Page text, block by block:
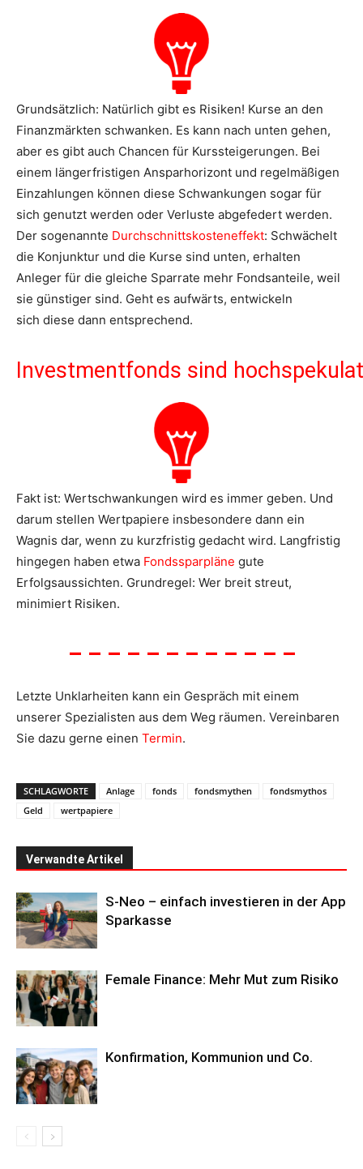
Grundsätzlich: Natürlich gibt es Risiken! Kurse an den
Finanzmärkten schwanken. Es kann nach unten gehen,
aber es gibt auch Chancen für Kurssteigerungen. Bei
einem längerfristigen Ansparhorizont und regelmäßigen
Einzahlungen können diese Schwankungen sogar für
sich genutzt werden oder Verluste abgefedert werden.
Der sogenannte Durchschnittskosteneffekt: Schwächelt
die Konjunktur und die Kurse sind unten, erhalten
Anleger für die gleiche Sparrate mehr Fondsanteile, weil
sie günstiger sind. Geht es aufwärts, entwickeln
sich diese dann entsprechend.
Investmentfonds sind
Fakt ist: Wertschwankungen wird es immer geben. Und
darum stellen Wertpapiere insbesondere dann ein
Wagnis dar, wenn zu kurzfristig gedacht wird. Langfristig
hingegen haben etwa Fondssparpläne gute
Erfolgsaussichten. Grundregel: Wer breit streut,
minimiert Risiken.
– – – – – – – – – – – –
Letzte Unklarheiten kann ein Gespräch mit einem
unserer Spezialisten aus dem Weg räumen. Vereinbaren
Sie dazu gerne einen Termin.
SCHLAGWORTE Anlage fonds fondsmythen
fondsmythos
Geld
wertpapiere
Verwandte Artikel
S-Neo – einfach investieren in der App
Sparkasse
Female Finance: Mehr Mut zum Risiko
Konfirmation, Kommunion und Co.